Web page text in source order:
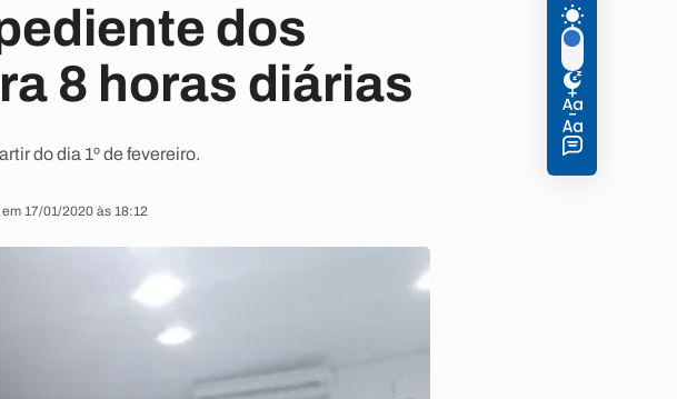
dos
8 horas diárias
do dia 1º de fevereiro.
17/01/2020 às 18:12